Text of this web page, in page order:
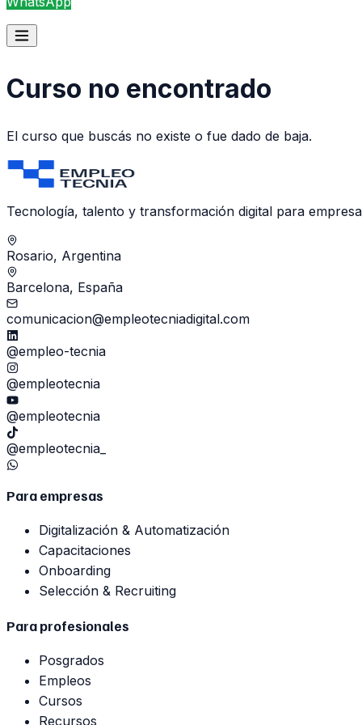
Curso no encontrado
El curso que buscás no existe o fue dado de baja.
Tecnología, talento y transformación digital para
Rosario, Argentina
Barcelona, España
comunicacion@empleotecniadigital.com
@empleo-tecnia
@empleotecnia
@empleotecnia
@empleotecnia_
Para empresas
Digitalización & Automatización
Capacitaciones
Onboarding
Selección & Recruiting
Para profesionales
Posgrados
Empleos
Cursos
Recursos